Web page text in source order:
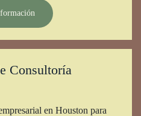
Consultoría
en Houston para